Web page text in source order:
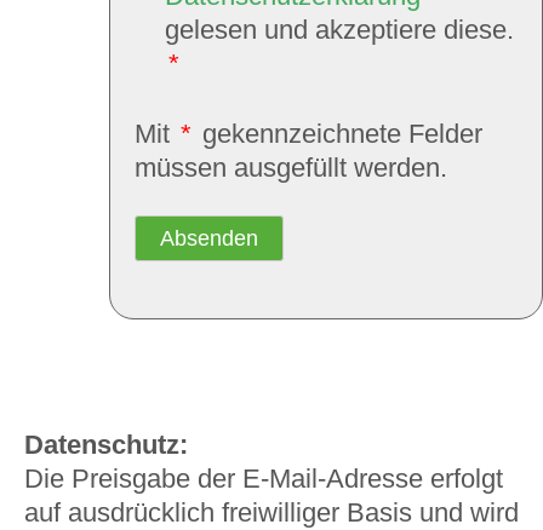
gelesen und akzeptiere diese.
*
Mit * gekennzeichnete Felder
müssen ausgefüllt werden.
Absenden
Datenschutz:
Die Preisgabe der E-Mail-Adresse erfolgt
auf ausdrücklich freiwilliger Basis und wird